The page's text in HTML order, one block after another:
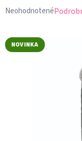
Priemerné
produktu
Neohodnotené
NOVINKA